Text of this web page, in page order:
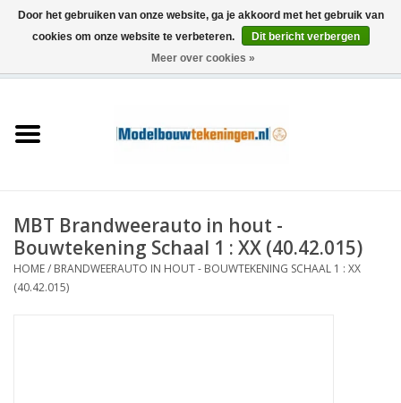
Schepen
Houtbouw
Scenery
MBT Brandweerauto in hout -
Bouwtekening Schaal 1 : XX (40.42.015)
HOME/ BRANDWEERAUTO IN HOUT - BOUWTEKENING SCHAAL 1 : XX
(40.42.015)
Door het gebruiken van onze website, ga je akkoord met het gebruik van
cookies om onze website te verbeteren.
Dit bericht verbergen
Meer over cookies »